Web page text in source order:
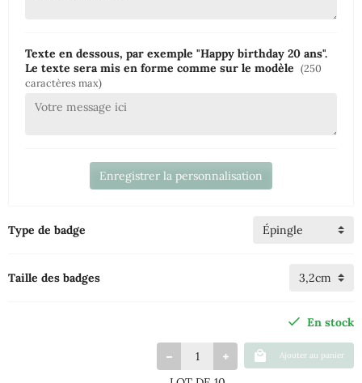
Texte en dessous, par exemple "Happy birthday 20 ans".
Le texte sera mis en forme comme sur le modèle (250
caractères max)
Enregistrer la personnalisation
Type de badge
Taille des badges
En stock
Ajouter au panier